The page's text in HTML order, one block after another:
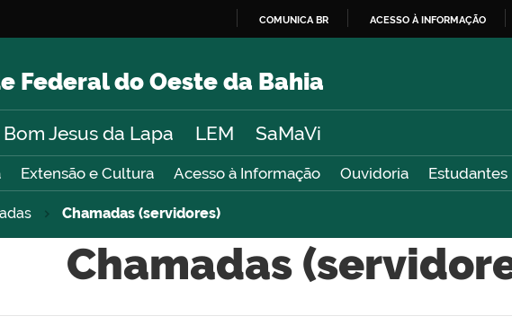
O
COMUNICA BR ACESSO À INFORMAÇÃO
Federal do Oeste da Bahia
Bom Jesus da Lapa LEM SaMaVi
Extensão e Cultura Acesso à Informação Ouvidoria Estudantes
Chamadas (servidores)
Chamadas